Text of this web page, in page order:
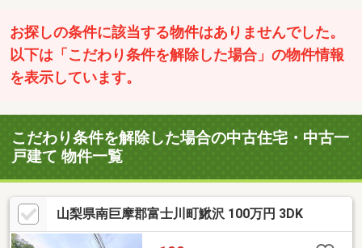
お探しの条件に該当する物件はありませんでした。
以下は「こだわり条件を解除した場合」の物件情報
を表示しています。
こだわり条件を解除した場合の中古住宅・中古一
戸建て 物件一覧
山梨県南巨摩郡富士川町鰍沢 100万円 3DK